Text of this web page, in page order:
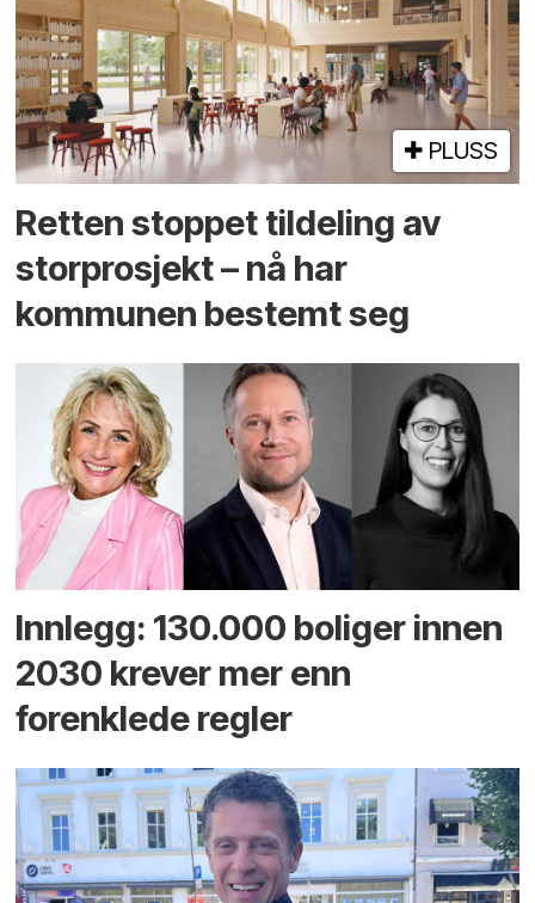
PLUSS
Retten stoppet tildeling av
storprosjekt – nå har
kommunen bestemt seg
Innlegg: 130.000 boliger innen
2030 krever mer enn
forenklede regler